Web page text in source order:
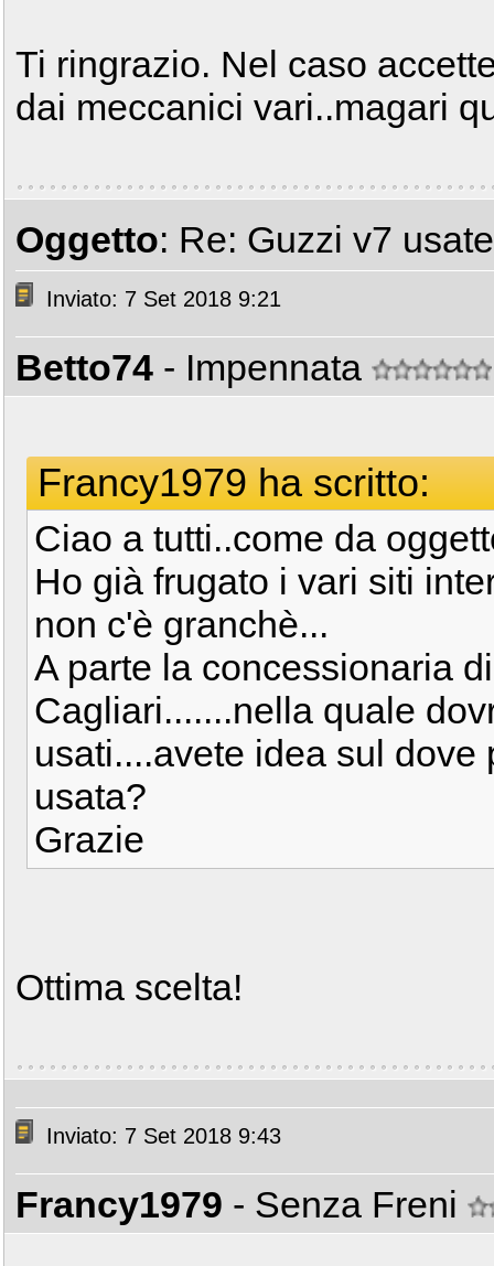
Ti ringrazio. Nel caso
dai meccanici vari..magari
Oggetto: Re: Guzzi v7
Inviato: 7 Set 2018 9:21
Betto74 - Impennata
Francy1979 ha scritto:
Ciao a tutti..come da
Ho già frugato i vari siti
non c'è granchè...
A parte la concessionaria
Cagliari.......nella quale
usati....avete idea sul dove
usata?
Grazie
Ottima scelta!
Inviato: 7 Set 2018 9:43
Francy1979 - Senza Freni